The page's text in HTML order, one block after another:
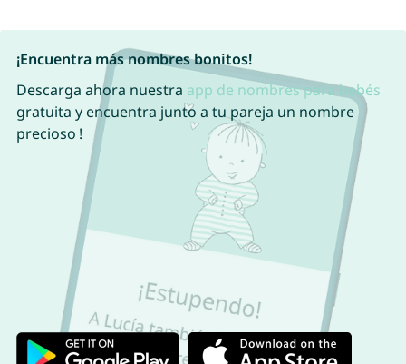
¡Encuentra más nombres bonitos!
Descarga ahora nuestra app de nombres para bebés
gratuita y encuentra junto a tu pareja un nombre
precioso !